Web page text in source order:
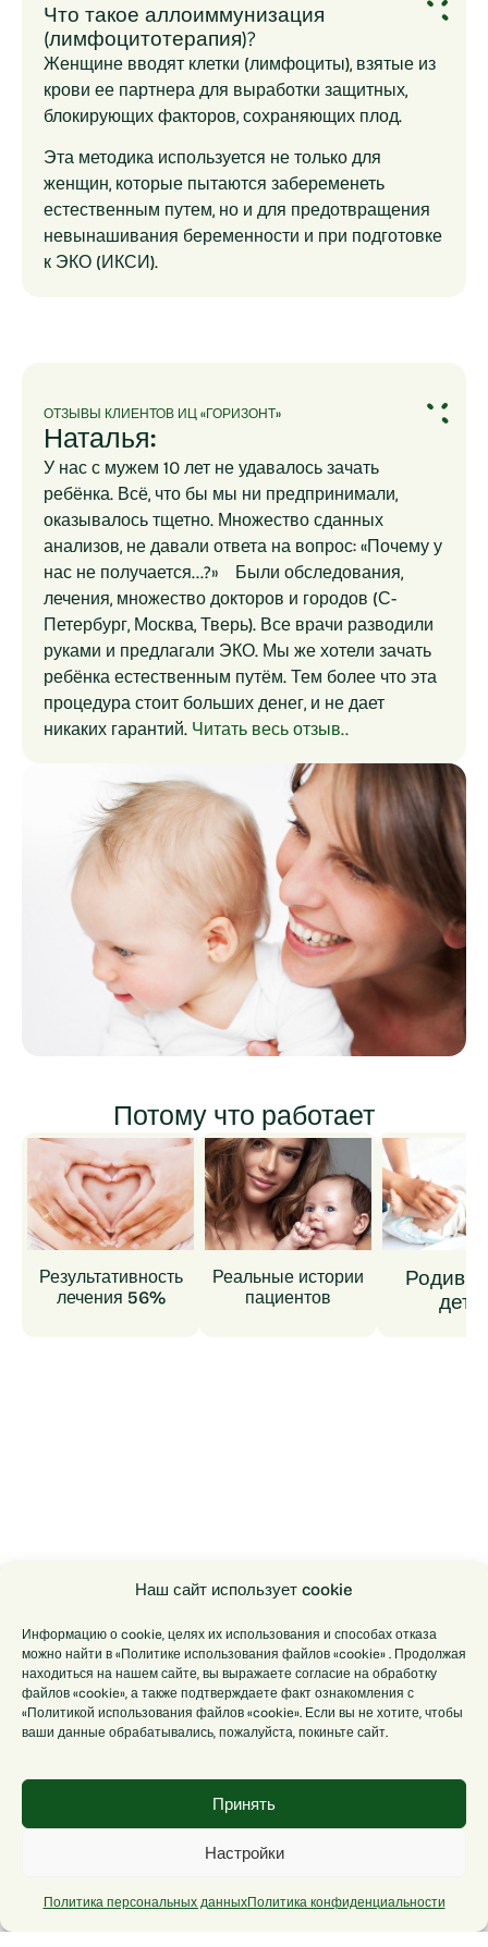
Наш сайт использует cookie
Информацию о cookie, целях их использования и способах отказа
можно найти в «Политике использования файлов «cookie» . Продолжая
находиться на нашем сайте, вы выражаете согласие на обработку
файлов «cookie», а также подтверждаете факт ознакомления с
«Политикой использования файлов «cookie». Если вы не хотите, чтобы
ваши данные обрабатывались, пожалуйста, покиньте сайт.
Принять
Настройки
Политика персональных данныхПолитика конфиденциальности
Что такое аллоиммунизация
(лимфоцитотерапия)?
Женщине вводят клетки (лимфоциты), взятые из
крови ее партнера для выработки защитных,
блокирующих факторов, сохраняющих плод.
Эта методика используется не только для
женщин, которые пытаются забеременеть
естественным путем, но и для предотвращения
невынашивания беременности и при подготовке
к ЭКО (ИКСИ).
ОТЗЫВЫ КЛИЕНТОВ ИЦ «ГОРИЗОНТ»
Наталья:
У нас с мужем 10 лет не удавалось зачать
ребёнка. Всё, что бы мы ни предпринимали,
оказывалось тщетно. Множество сданных
анализов, не давали ответа на вопрос: «Почему у
нас не получается…?» Были обследования,
лечения, множество докторов и городов (С-
Петербург, Москва, Тверь). Все врачи разводили
руками и предлагали ЭКО. Мы же хотели зачать
ребёнка естественным путём. Тем более что эта
процедура стоит больших денег, и не дает
никаких гарантий. Читать весь отзыв..
Потому что работает
Результативность
лечения 56%
Реальные истории
пациентов